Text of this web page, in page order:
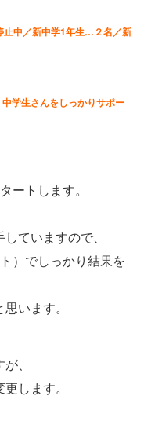
中／新中学1年生…２名／新
学生さんをしっかりサポー
ートします。
ていますので、
）でしっかり結果を
います。
、
します。